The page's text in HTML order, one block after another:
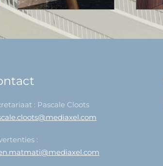
: Pascale Cloots
: